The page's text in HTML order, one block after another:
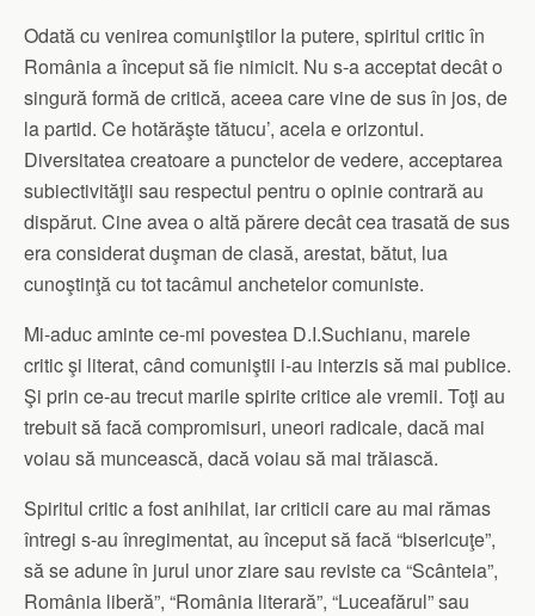
Odată cu venirea comuniştilor la putere, spiritul critic în
România a început să fie nimicit. Nu s-a acceptat decât o
singură formă de critică, aceea care vine de sus în jos, de
la partid. Ce hotărăşte tătucu’, acela e orizontul.
Diversitatea creatoare a punctelor de vedere, acceptarea
subiectivităţii sau respectul pentru o opinie contrară au
dispărut. Cine avea o altă părere decât cea trasată de sus
era considerat duşman de clasă, arestat, bătut, lua
cunoştinţă cu tot tacâmul anchetelor comuniste.
Mi-aduc aminte ce-mi povestea D.I.Suchianu, marele
critic şi literat, când comuniştii i-au interzis să mai publice.
Şi prin ce-au trecut marile spirite critice ale vremii. Toţi au
trebuit să facă compromisuri, uneori radicale, dacă mai
voiau să muncească, dacă voiau să mai trăiască.
Spiritul critic a fost anihilat, iar criticii care au mai rămas
întregi s-au înregimentat, au început să facă “bisericuţe”,
să se adune în jurul unor ziare sau reviste ca “Scânteia”,
România liberă”, “România literară”, “Luceafărul” sau